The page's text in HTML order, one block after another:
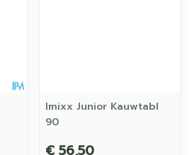
Imixx Junior Kauwtabl
90
€ 56,50